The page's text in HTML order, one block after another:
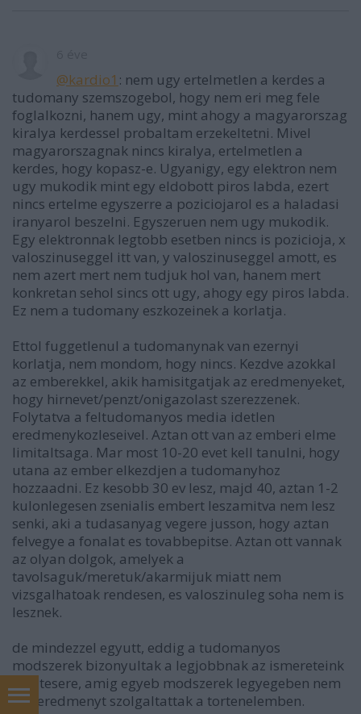
@kardio1 : nem ugy ertelmetlen a kerdes a
tudomany szemszogebol, hogy nem eri meg fele
foglalkozni, hanem ugy, mint ahogy a magyarorszag
kiralya kerdessel probaltam erzekeltetni. Mivel
magyarorszagnak nincs kiralya, ertelmetlen a
kerdes, hogy kopasz-e. Ugyanigy, egy elektron nem
ugy mukodik mint egy eldobott piros labda, ezert
nincs ertelme egyszerre a poziciojarol es a haladasi
iranyarol beszelni. Egyszeruen nem ugy mukodik.
Egy elektronnak legtobb esetben nincs is pozicioja, x
valoszinuseggel itt van, y valoszinuseggel amott, es
nem azert mert nem tudjuk hol van, hanem mert
konkretan sehol sincs ott ugy, ahogy egy piros labda.
Ez nem a tudomany eszkozeinek a korlatja.
Ettol fuggetlenul a tudomanynak van ezernyi
korlatja, nem mondom, hogy nincs. Kezdve azokkal
az emberekkel, akik hamisitgatjak az eredmenyeket,
hogy hirnevet/penzt/onigazolast szerezzenek.
Folytatva a feltudomanyos media idetlen
eredmenykozleseivel. Aztan ott van az emberi elme
limitaltsaga. Mar most 10-20 evet kell tanulni, hogy
utana az ember elkezdjen a tudomanyhoz
hozzaadni. Ez kesobb 30 ev lesz, majd 40, aztan 1-2
kulonlegesen zsenialis embert leszamitva nem lesz
senki, aki a tudasanyag vegere jusson, hogy aztan
felvegye a fonalat es tovabbepitse. Aztan ott vannak
az olyan dolgok, amelyek a
tavolsaguk/meretuk/akarmijuk miatt nem
vizsgalhatoak rendesen, es valoszinuleg soha nem is
lesznek.
de mindezzel egyutt, eddig a tudomanyos
modszerek bizonyultak a legjobbnak az ismereteink
bovitesere, amig egyeb modszerek legyegeben nem
sok eredmenyt szolgaltattak a tortenelemben.